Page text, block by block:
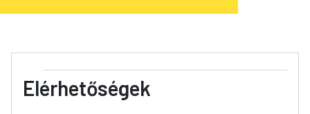
Elérhetőségek